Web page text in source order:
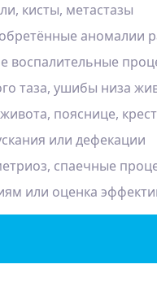
кисты, метастазы
аномалии
воспалительные
таза, ушибы низа
пояснице,
или дефекации
спаечные
или оценка